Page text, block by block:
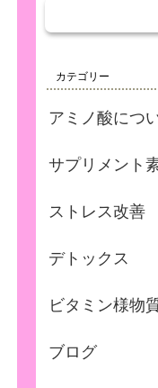
カテゴリー
アミノ酸につ
サプリメント
ストレス改善
デトックス
ビタミン様物
ブログ